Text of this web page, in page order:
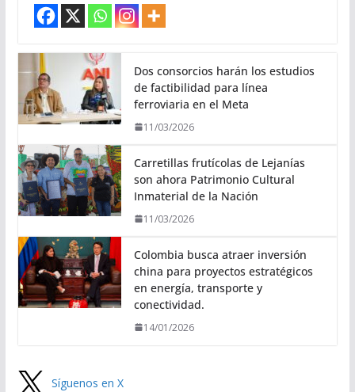
Dos consorcios harán los estudios
de factibilidad para línea
ferroviaria en el Meta
11/03/2026
Carretillas frutícolas de Lejanías
son ahora Patrimonio Cultural
Inmaterial de la Nación
11/03/2026
Colombia busca atraer inversión
china para proyectos estratégicos
en energía, transporte y
conectividad.
14/01/2026
Síguenos en X